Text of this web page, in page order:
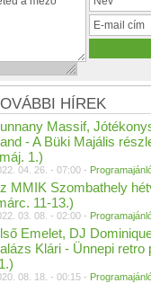
HÍREK
Massif,
- A Büki Majális
1.)
04. 26. - 07:00 -
MMIK Szombathely
11-13.)
03. 08. - 02:00 -
Emelet, DJ
Klári - Ünnepi retro
08. 18. - 00:15 -